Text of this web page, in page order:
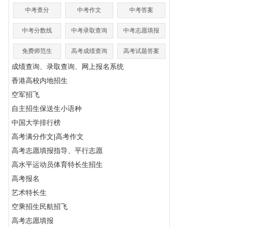
中考查分 中考作文 中考答案
中考分数线 中考录取查询 中考志愿填报
免费师范生 高考成绩查询 高考试题答案
成绩查询、录取查询、网上报名系统
香港高校内地招生
空军招飞
自主招生保送生小语种
中国大学排行榜
高考满分作文|高考作文
高考志愿填报指导、平行志愿
高水平运动员体育特长生招生
高考报名
艺术特长生
空乘招生民航招飞
高考志愿填报